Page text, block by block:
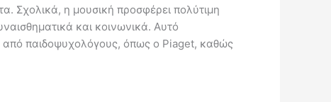
Σχολικά, η μουσική προσφέρει πολύτιμη
και κοινωνικά. Αυτό
από παιδοψυχολόγους, όπως ο Piaget, καθώς